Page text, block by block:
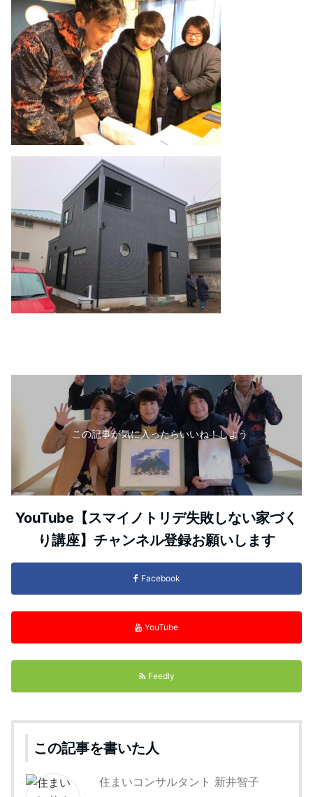
この記事が気に入ったらいいね！しよう
YouTube【スマイノトリデ失敗しない家づく
り講座】チャンネル登録お願いします
Facebook
YouTube
Feedly
この記事を書いた人
住まいコンサルタント 新井智子